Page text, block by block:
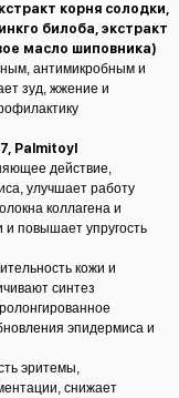
корня солодки,
билоба, экстракт
масло шиповника)
антимикробным и
зуд, жжение и
Palmitoyl
действие,
улучшает работу
коллагена и
и повышает упругость
кожи и
синтез
эпидермиса и
эритемы,
снижает